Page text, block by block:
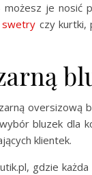
je nosić
swetry czy kurtki,
bluzek dla
klientek.
gdzie